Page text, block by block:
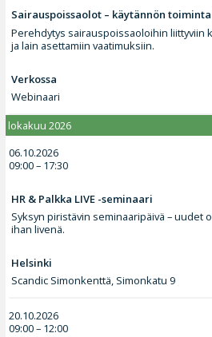
Sairauspoissaolot – käytännön
Perehdytys sairauspoissaoloihin liittyviin
ja lain asettamiin vaatimuksiin.
Verkossa
Webinaari
lokakuu 2026
06.10.2026
09:00 – 17:30
HR & Palkka LIVE -seminaari
Syksyn piristävin seminaaripäivä – uudet
ihan livenä.
Helsinki
Scandic Simonkenttä, Simonkatu 9
20.10.2026
09:00 – 12:00